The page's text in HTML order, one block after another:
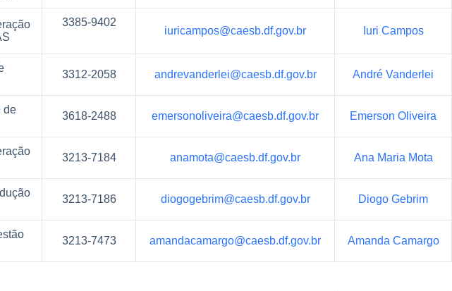
3385-9402
iuricampos@caesb.df.gov.br Iuri Campos
3312-2058 andrevanderlei@caesb.df.gov.br André Vanderlei
de
3618-2488 emersonoliveira@caesb.df.gov.br Emerson Oliveira
3213-7184 anamota@caesb.df.gov.br Ana Maria Mota
3213-7186 diogogebrim@caesb.df.gov.br Diogo Gebrim
3213-7473 amandacamargo@caesb.df.gov.br Amanda Camargo